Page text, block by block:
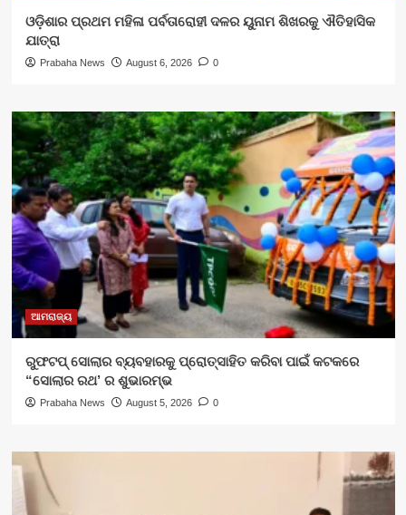
ଓଡ଼ିଶାର ପ୍ରଥମ ମହିଳା ପର୍ବତାରୋହୀ ଦଳର ୟୁନାମ ଶିଖରକୁ ଐତିହାସିକ
ଯାତ୍ରା
Prabaha News August 6, 2026 0
ଆମରାଜ୍ୟ
ରୁଫଟପ୍ ସୋଲାର ବ୍ୟବହାରକୁ ପ୍ରୋତ୍ସାହିତ କରିବା ପାଇଁ କଟକରେ
“ସୋଲାର ରଥ’ ର ଶୁଭାରମ୍ଭ
Prabaha News August 5, 2026 0